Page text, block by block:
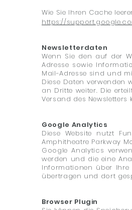
Wie Sie Ihren Cache
https://
Newsletterdaten
Wenn Sie den auf der
Adresse sowie
Mail-Adresse sind und
Diese Daten
an Dritte weiter. Die
Versand des Newsletters
Google Analytics
Diese Website nutzt
Amphitheatre Parkway
Google Analytics
werden und die eine
Informationen über Ihre
übertragen und dort
Browser Plugin